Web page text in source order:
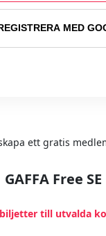
MED
ett gratis
GAFFA Free SE
till utvalda